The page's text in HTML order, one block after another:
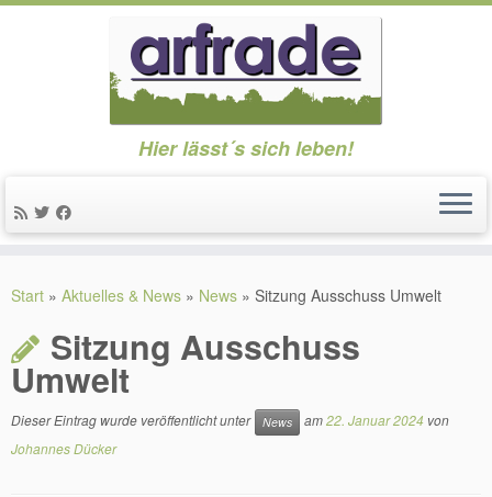
Inhalt
Hier lässt´s sich leben!
Start » Aktuelles & News » News » Sitzung Ausschuss Umwelt
Sitzung Ausschuss
Umwelt
Dieser Eintrag wurde veröffentlicht unter News am22. Januar 2024 von
Johannes Dücker